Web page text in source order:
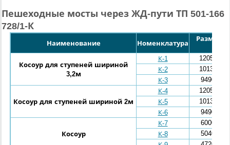
Пешеходные мосты через ЖД-пути ТП 501-166
728/1-К
Наименование Номенклатура
Размеры
Косоур для ступеней шириной
3,2м
К-1
К-2
К-3
Косоур для ступеней шириной 2м
К-4
К-5
К-6
Косоур
К-7
К-8